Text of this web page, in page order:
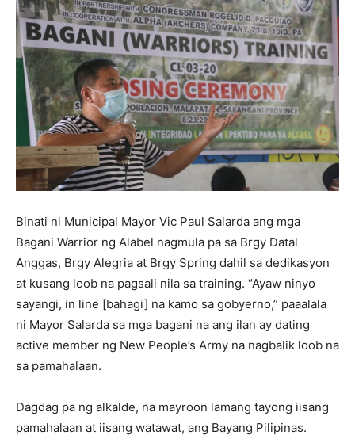
Binati ni Municipal Mayor Vic Paul Salarda ang mga
Bagani Warrior ng Alabel nagmula pa sa Brgy Datal
Anggas, Brgy Alegria at Brgy Spring dahil sa dedikasyon
at kusang loob na pagsali nila sa training. “Ayaw ninyo
sayangi, in line [bahagi] na kamo sa gobyerno,” paaalala
ni Mayor Salarda sa mga bagani na ang ilan ay dating
active member ng New People’s Army na nagbalik loob na
sa pamahalaan.
Dagdag pa ng alkalde, na mayroon lamang tayong iisang
pamahalaan at iisang watawat, ang Bayang Pilipinas.